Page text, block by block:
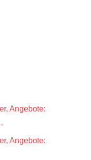
Angebote:
Angebote: